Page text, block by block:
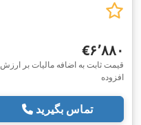
‎€۶٬۸۸۰
قیمت ثابت به اضافه مالیات بر ارزش
افزوده
تماس بگیرید